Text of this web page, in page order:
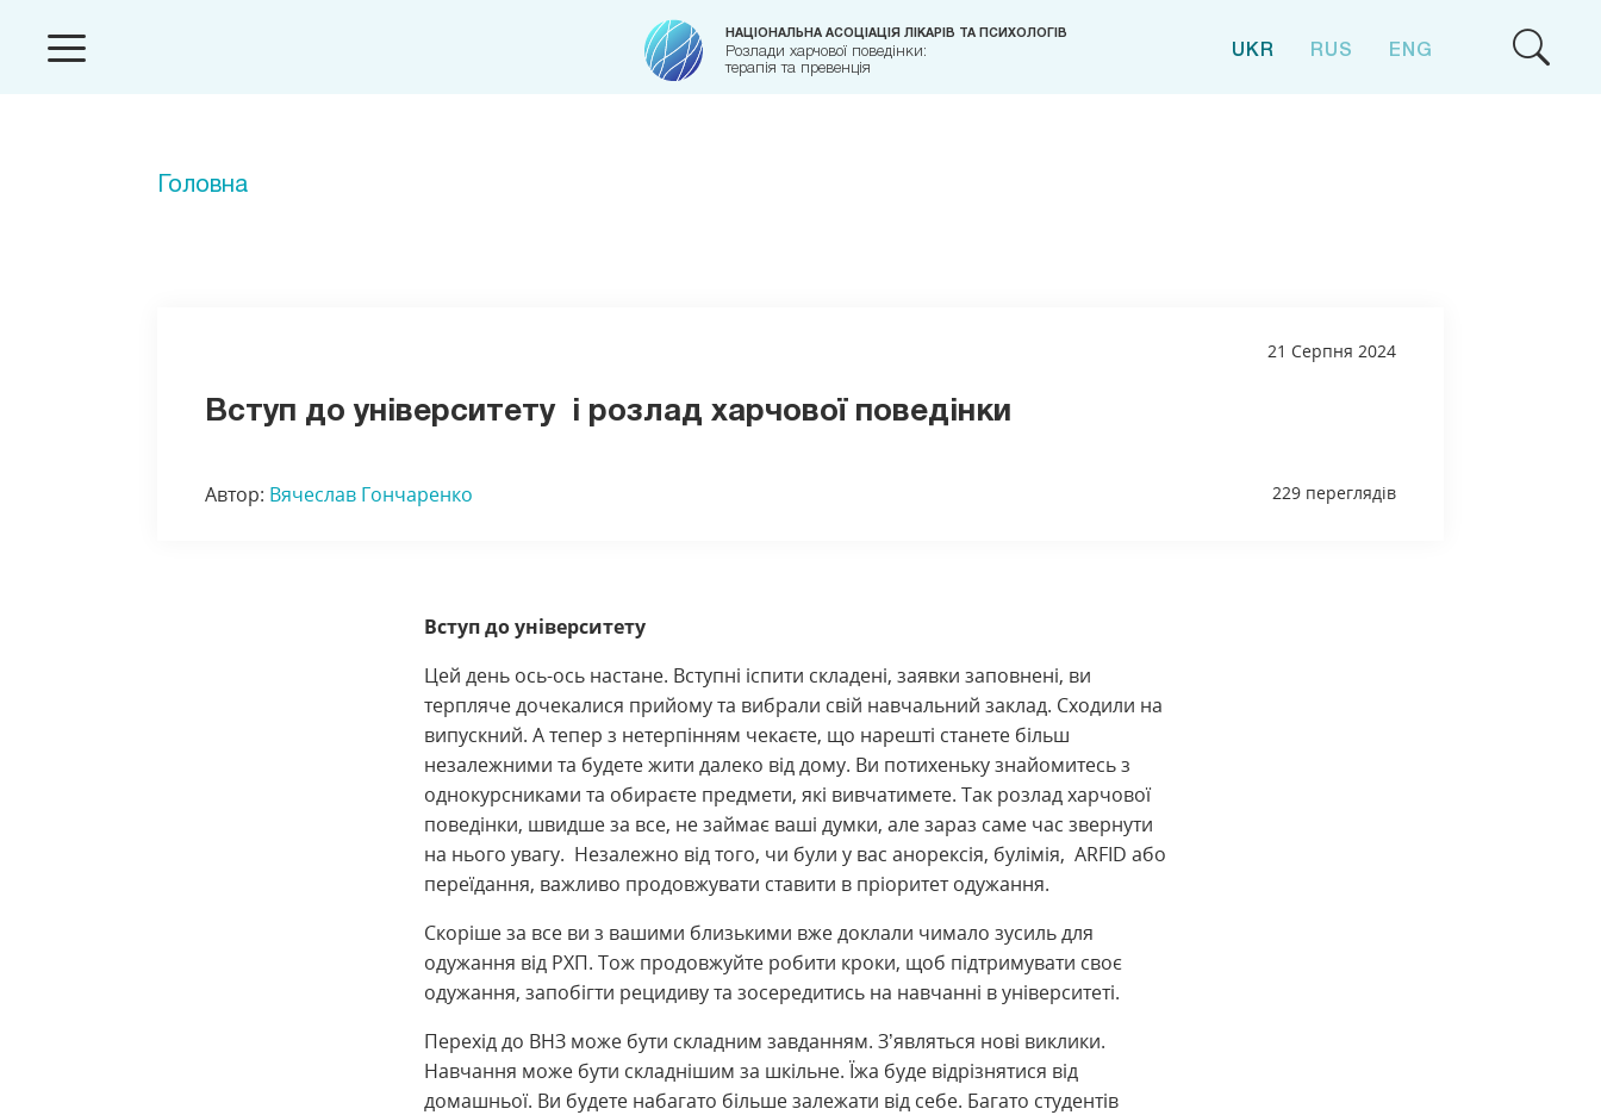
НАЦІОНАЛЬНА АСОЦІАЦІЯ ЛІКАРІВ ТА ПСИХОЛОГІВ
Розлади харчової поведінки:
терапія та превенція
UKR RUS ENG
Головна
21 Серпня 2024
Вступ до університету і розлад харчової поведінки
Автор: Вячеслав Гончаренко 229 переглядів
Вступ до університету
Цей день ось-ось настане. Вступні іспити складені, заявки заповнені, ви
терпляче дочекалися прийому та вибрали свій навчальний заклад. Сходили на
випускний. А тепер з нетерпінням чекаєте, що нарешті станете більш
незалежними та будете жити далеко від дому. Ви потихеньку знайомитесь з
однокурсниками та обираєте предмети, які вивчатимете. Так розлад харчової
поведінки, швидше за все, не займає ваші думки, але зараз саме час звернути
на нього увагу. Незалежно від того, чи були у вас анорексія, булімія, ARFID або
переїдання, важливо продовжувати ставити в пріоритет одужання.
Скоріше за все ви з вашими близькими вже доклали чимало зусиль для
одужання від РХП. Тож продовжуйте робити кроки, щоб підтримувати своє
одужання, запобігти рецидиву та зосередитись на навчанні в університеті.
Перехід до ВНЗ може бути складним завданням. З’являться нові виклики.
Навчання може бути складнішим за шкільне. Їжа буде відрізнятися від
домашньої. Ви будете набагато більше залежати від себе. Багато студентів